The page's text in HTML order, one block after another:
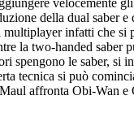
velocemente
della dual saber
infatti che si
la two-handed
spengono le saber, si
tecnica si può
affronta Obi-Wan